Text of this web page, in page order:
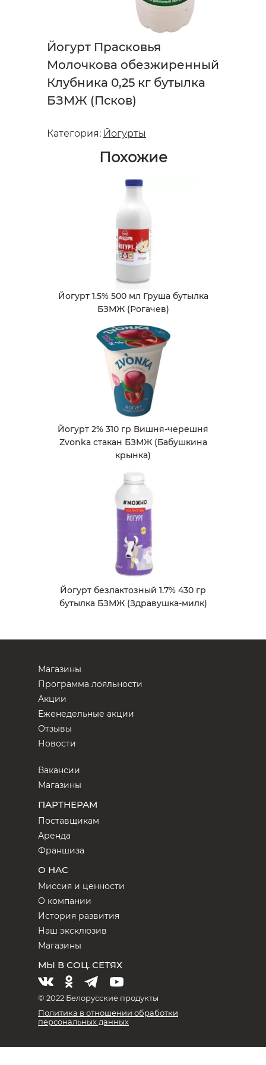
Йогурт Прасковья
Молочкова обезжиренный
Клубника 0,25 кг бутылка
БЗМЖ (Псков)
Категория: Йогурты
Похожие
Йогурт 1.5% 500 мл Груша бутылка
БЗМЖ (Рогачев)
Йогурт 2% 310 гр Вишня-черешня
Zvonka стакан БЗМЖ (Бабушкина
крынка)
Йогурт безлактозный 1.7% 430 гр
бутылка БЗМЖ (Здравушка-милк)
Магазины
Программа лояльности
Акции
Еженедельные акции
Отзывы
Новости
Вакансии
Магазины
ПАРТНЕРАМ
Поставщикам
Аренда
Франшиза
О НАС
Миссия и ценности
О компании
История развития
Наш эксклюзив
Магазины
МЫ В СОЦ. СЕТЯХ
© 2022 Белорусские продукты
Политика в отношении обработки
персональных данных